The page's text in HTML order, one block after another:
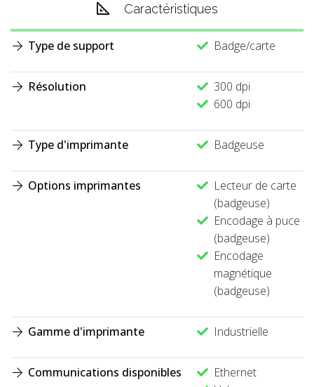
Caractéristiques
Type de support Badge/carte
Résolution
300 dpi
600 dpi
Type d'imprimante Badgeuse
Options imprimantes
Lecteur de carte
(badgeuse)
Encodage à puce
(badgeuse)
Encodage
magnétique
(badgeuse)
Gamme d'imprimante Industrielle
Communications disponibles
Ethernet